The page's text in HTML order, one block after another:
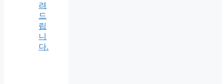
려
드
립
니
다.